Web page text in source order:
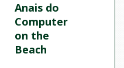
Anais do
Computer
on the
Beach